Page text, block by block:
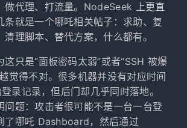
做代理、打流量。NodeSeek 上更直
条就是一个哪吒相关帖子：求助、复
理脚本、替代方案，什么都有。
只是“面板密码太弱”或者“SSH 被爆
觉得不对。很多机器并没有对应时间
录记录，但后门却几乎同时落地。
问题：攻击者很可能不是一台一台登
了哪吒 Dashboard，然后通过